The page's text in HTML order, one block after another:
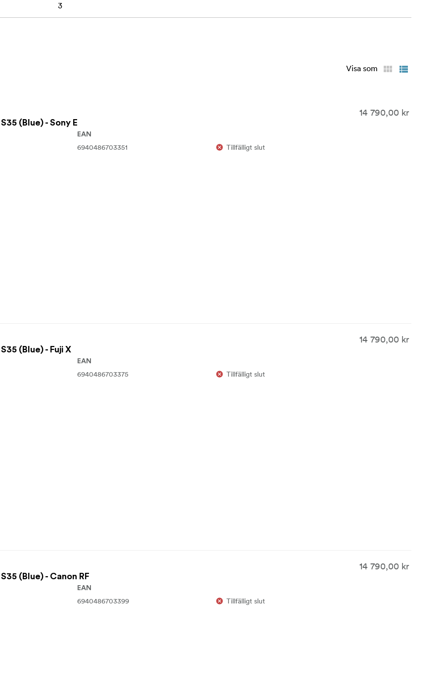
3
Visa som
(Blue) - Sony E
14 790,00 kr
EAN
6940486703351 Tillfälligt slut
(Blue) - Fuji X
14 790,00 kr
EAN
6940486703375 Tillfälligt slut
(Blue) - Canon RF
14 790,00 kr
EAN
6940486703399 Tillfälligt slut